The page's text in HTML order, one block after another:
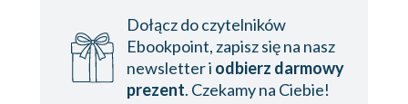
Dołącz do czytelników
Ebookpoint, zapisz się na nasz
newsletter i odbierz darmowy
prezent. Czekamy na Ciebie!